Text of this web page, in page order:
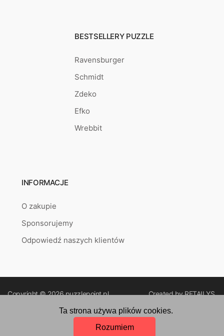
BESTSELLERY PUZZLE
Ravensburger
Schmidt
Zdeko
Efko
Wrebbit
INFORMACJE
O zakupie
Sponsorujemy
Odpowiedź naszych klientów
Copyright © 2026puzzlepoint.pl Created byRETAILYS.
Ta strona używa plików cookies.
Rozumiem